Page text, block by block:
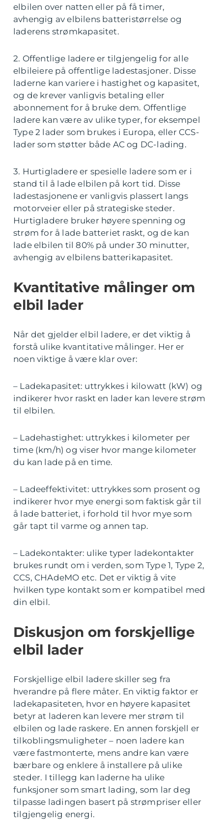
elbilen over natten eller på få timer,
avhengig av elbilens batteristørrelse og
laderens strømkapasitet.
2. Offentlige ladere er tilgjengelig for alle
elbileiere på offentlige ladestasjoner. Disse
laderne kan variere i hastighet og kapasitet,
og de krever vanligvis betaling eller
abonnement for å bruke dem. Offentlige
ladere kan være av ulike typer, for eksempel
Type 2 lader som brukes i Europa, eller CCS-
lader som støtter både AC og DC-lading.
3. Hurtigladere er spesielle ladere som er i
stand til å lade elbilen på kort tid. Disse
ladestasjonene er vanligvis plassert langs
motorveier eller på strategiske steder.
Hurtigladere bruker høyere spenning og
strøm for å lade batteriet raskt, og de kan
lade elbilen til 80% på under 30 minutter,
avhengig av elbilens batterikapasitet.
Kvantitative målinger om
elbil lader
Når det gjelder elbil ladere, er det viktig å
forstå ulike kvantitative målinger. Her er
noen viktige å være klar over:
– Ladekapasitet: uttrykkes i kilowatt (kW) og
indikerer hvor raskt en lader kan levere strøm
til elbilen.
– Ladehastighet: uttrykkes i kilometer per
time (km/h) og viser hvor mange kilometer
du kan lade på en time.
– Ladeeffektivitet: uttrykkes som prosent og
indikerer hvor mye energi som faktisk går til
å lade batteriet, i forhold til hvor mye som
går tapt til varme og annen tap.
– Ladekontakter: ulike typer ladekontakter
brukes rundt om i verden, som Type 1, Type 2,
CCS, CHAdeMO etc. Det er viktig å vite
hvilken type kontakt som er kompatibel med
din elbil.
Diskusjon om forskjellige
elbil lader
Forskjellige elbil ladere skiller seg fra
hverandre på flere måter. En viktig faktor er
ladekapasiteten, hvor en høyere kapasitet
betyr at laderen kan levere mer strøm til
elbilen og lade raskere. En annen forskjell er
tilkoblingsmuligheter – noen ladere kan
være fastmonterte, mens andre kan være
bærbare og enklere å installere på ulike
steder. I tillegg kan laderne ha ulike
funksjoner som smart lading, som lar deg
tilpasse ladingen basert på strømpriser eller
tilgjengelig energi.